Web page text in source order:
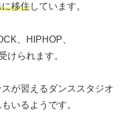
移住しています。
、HIPHOP、
けられます。
が習えるダンススタジオ
いるようです。